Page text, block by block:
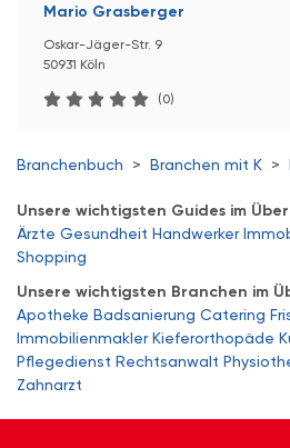
Mario Grasberger
Oskar-Jäger-Str. 9
50931 Köln
(0)
Branchenbuch > Branchen mit K >
Unsere wichtigsten Guides im
Ärzte Gesundheit Handwerker
Shopping
Unsere wichtigsten Branchen im
Apotheke Badsanierung Catering
Immobilienmakler Kieferorthopäde
Pflegedienst Rechtsanwalt
Zahnarzt